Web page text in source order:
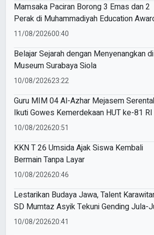
Mamsaka Paciran Borong 3 Emas dan 2
Perak di Muhammadiyah Education
2026
11/08/202600:40
Belajar Sejarah dengan Menyenangkan di
Museum Surabaya Siola
10/08/202623:22
Guru MIM 04 Al-Azhar Mejasem
Ikuti Gowes Kemerdekaan HUT ke-81 RI
10/08/202620:51
KKN T 26 Umsida Ajak Siswa Kembali
Bermain Tanpa Layar
10/08/202620:46
Lestarikan Budaya Jawa, Talent
SD Mumtaz Asyik Tekuni Gending Jula-
10/08/202620:41